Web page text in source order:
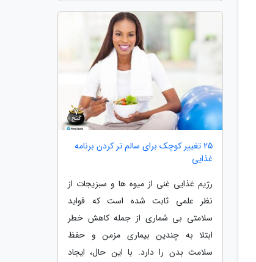
25 تغییر کوچک برای سالم تر کردن برنامه
غذایی
رژیم غذایی غنی از میوه ها و سبزیجات از
نظر علمی ثابت شده است که فواید
سلامتی بی شماری از جمله کاهش خطر
ابتلا به چندین بیماری مزمن و حفظ
سلامت بدن را دارد. با این حال، ایجاد